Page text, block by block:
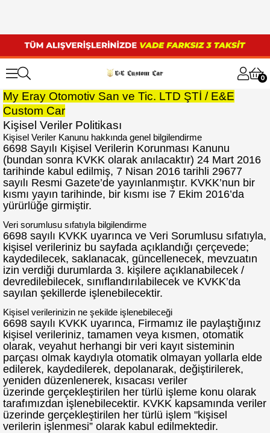
0
My Eray Otomotiv San ve Tic. LTD ŞTİ / E&E
Custom Car
Kişisel Veriler Politikası
Kişisel Veriler Kanunu hakkında genel bilgilendirme
6698 Sayılı Kişisel Verilerin Korunması Kanunu
(bundan sonra KVKK olarak anılacaktır) 24 Mart 2016
tarihinde kabul edilmiş, 7 Nisan 2016 tarihli 29677
sayılı Resmi Gazete’de yayınlanmıştır. KVKK’nun bir
kısmı yayın tarihinde, bir kısmı ise 7 Ekim 2016’da
yürürlüğe girmiştir.
Veri sorumlusu sıfatıyla bilgilendirme
6698 sayılı KVKK uyarınca ve Veri Sorumlusu sıfatıyla,
kişisel verileriniz bu sayfada açıklandığı çerçevede;
kaydedilecek, saklanacak, güncellenecek, mevzuatın
izin verdiği durumlarda 3. kişilere açıklanabilecek /
devredilebilecek, sınıflandırılabilecek ve KVKK’da
sayılan şekillerde işlenebilecektir.
Kişisel verilerinizin ne şekilde işlenebileceği
6698 sayılı KVKK uyarınca, Firmamız ile paylaştığınız
kişisel verileriniz, tamamen veya kısmen, otomatik
olarak, veyahut herhangi bir veri kayıt sisteminin
parçası olmak kaydıyla otomatik olmayan yollarla elde
edilerek, kaydedilerek, depolanarak, değiştirilerek,
yeniden düzenlenerek, kısacası veriler
üzerinde gerçekleştirilen her türlü işleme konu olarak
tarafımızdan işlenebilecektir. KVKK kapsamında veriler
üzerinde gerçekleştirilen her türlü işlem "kişisel
verilerin işlenmesi” olarak kabul edilmektedir.